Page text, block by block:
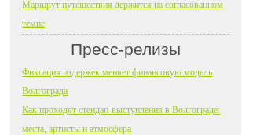
Маршрут путешествия держится на согласованном
темпе
Пресс-релизы
Фиксация издержек меняет финансовую модель
Волгограда
Как проходят стендап-выступления в Волгограде:
места, артисты и атмосфера